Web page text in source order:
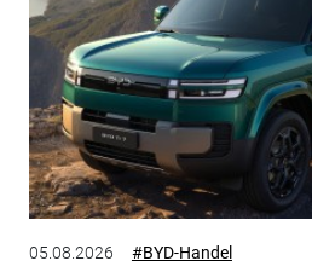
05.08.2026 #BYD-Handel